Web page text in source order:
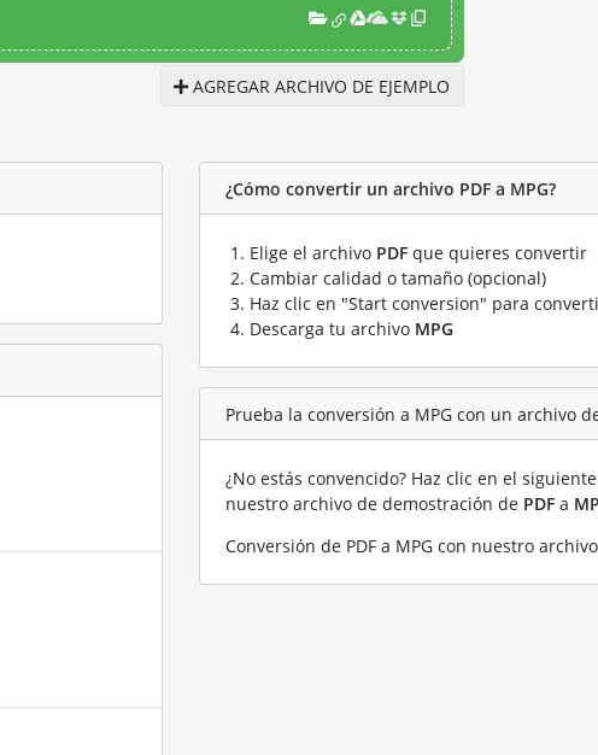
AGREGAR ARCHIVO DE EJEMPLO
¿Cómo convertir un archivo PDF a MPG?
Elige el archivo PDF que quieres convertir
Cambiar calidad o tamaño (opcional)
Haz clic en "Start conversion" para
Descarga tu archivo MPG
Prueba la conversión a MPG con un archivo
¿No estás convencido? Haz clic en el
nuestro archivo de demostración de PDF a
Conversión de PDF a MPG con nuestro